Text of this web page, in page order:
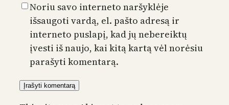
Noriu savo interneto naršyklėje
išsaugoti vardą, el. pašto adresą ir
interneto puslapį, kad jų nebereiktų
įvesti iš naujo, kai kitą kartą vėl norėsiu
parašyti komentarą.